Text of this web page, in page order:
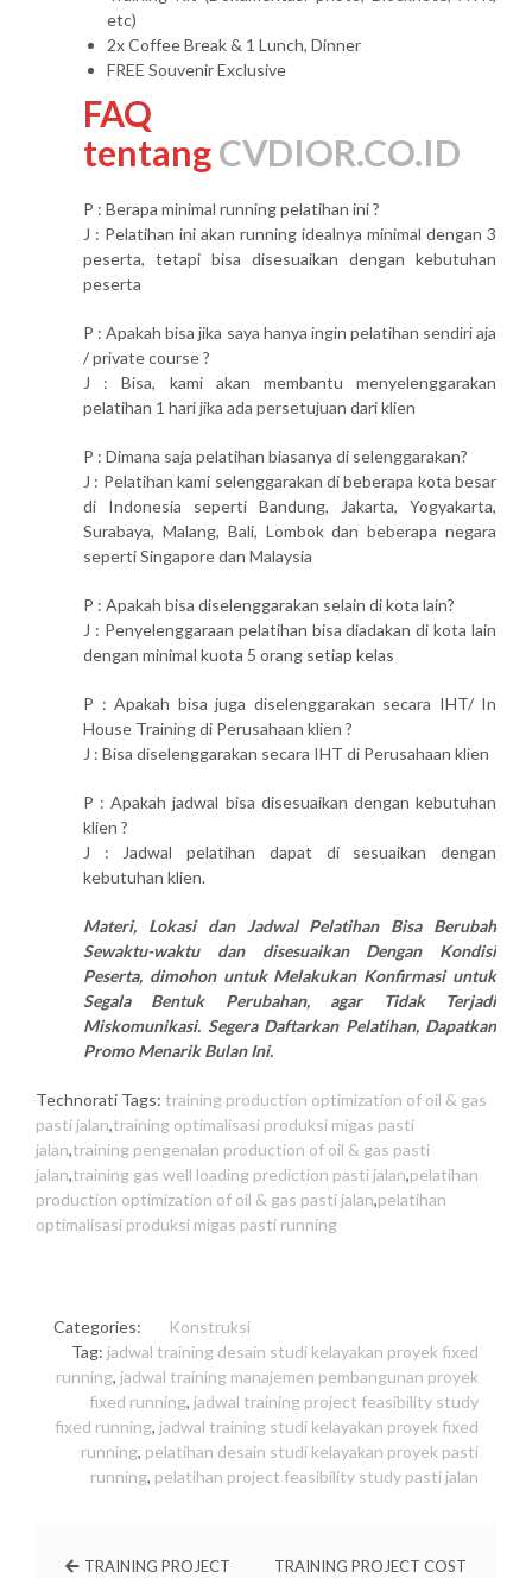
etc)
2x Coffee Break & 1 Lunch, Dinner
FREE Souvenir Exclusive
FAQ
tentangCVDIOR.CO.ID
P : Berapa minimal running pelatihan ini ?
J : Pelatihan ini akan running idealnya minimal dengan 3
peserta, tetapi bisa disesuaikan dengan kebutuhan
peserta
P : Apakah bisa jika saya hanya ingin pelatihan sendiri aja
/ private course ?
J : Bisa, kami akan membantu menyelenggarakan
pelatihan 1 hari jika ada persetujuan dari klien
P : Dimana saja pelatihan biasanya di selenggarakan?
J : Pelatihan kami selenggarakan di beberapa kota besar
di Indonesia seperti Bandung, Jakarta, Yogyakarta,
Surabaya, Malang, Bali, Lombok dan beberapa negara
seperti Singapore dan Malaysia
P : Apakah bisa diselenggarakan selain di kota lain?
J : Penyelenggaraan pelatihan bisa diadakan di kota lain
dengan minimal kuota 5 orang setiap kelas
P : Apakah bisa juga diselenggarakan secara IHT/ In
House Training di Perusahaan klien ?
J : Bisa diselenggarakan secara IHT di Perusahaan klien
P : Apakah jadwal bisa disesuaikan dengan kebutuhan
klien ?
J : Jadwal pelatihan dapat di sesuaikan dengan
kebutuhan klien.
Materi, Lokasi dan Jadwal Pelatihan Bisa Berubah
Sewaktu-waktu dan disesuaikan Dengan Kondisi
Peserta, dimohon untuk Melakukan Konfirmasi untuk
Segala Bentuk Perubahan, agar Tidak Terjadi
Miskomunikasi. Segera Daftarkan Pelatihan, Dapatkan
Promo Menarik Bulan Ini.
Technorati Tags: training production optimization of oil & gas
pasti jalan,training optimalisasi produksi migas pasti
jalan,training pengenalan production of oil & gas pasti
jalan,training gas well loading prediction pasti jalan,pelatihan
production optimization of oil & gas pasti jalan,pelatihan
optimalisasi produksi migas pasti running
Categories:
Konstruksi
Tag: jadwal training desain studi kelayakan proyek fixed
running, jadwal training manajemen pembangunan proyek
fixed running, jadwal training project feasibility study
fixed running, jadwal training studi kelayakan proyek fixed
running, pelatihan desain studi kelayakan proyek pasti
running, pelatihan project feasibility study pasti jalan
TRAINING PROJECT TRAINING PROJECT COST